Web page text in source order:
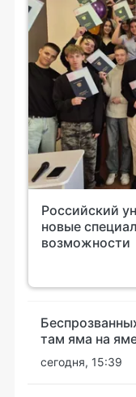
Российский
новые
возможности
там яма на
сегодня, 15:39